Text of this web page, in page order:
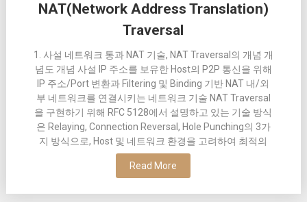
NAT(Network Address Translation)
Traversal
1. 사설 네트워크 통과 NAT 기술, NAT Traversal의 개념 개
념도 개념 사설 IP 주소를 보유한 Host의 P2P 통신을 위해
IP 주소/Port 변환과 Filtering 및 Binding 기반 NAT 내/외
부 네트워크를 연결시키는 네트워크 기술 NAT Traversal
을 구현하기 위해 RFC 5128에서 설명하고 있는 기술 방식
은 Relaying, Connection Reversal, Hole Punching의 3가
지 방식으로, Host 및 네트워크 환경을 고려하여 최적의
Read More
navigation